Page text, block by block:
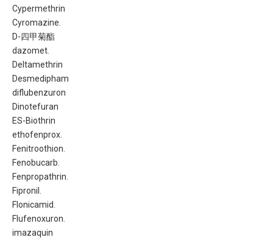
Cypermethrin
Cyromazine.
D-四甲菊酯
dazomet.
Deltamethrin
Desmedipham
diflubenzuron
Dinotefuran
ES-Biothrin
ethofenprox.
Fenitroothion.
Fenobucarb.
Fenpropathrin.
Fipronil.
Flonicamid.
Flufenoxuron.
imazaquin